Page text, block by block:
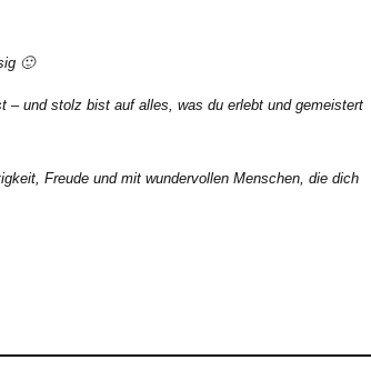
🙂
– und stolz bist auf alles, was du erlebt und gemeistert
Freude und mit wundervollen Menschen, die dich